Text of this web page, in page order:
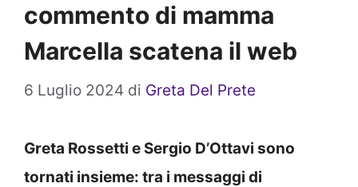
commento di mamma
Marcella scatena il web
6 Luglio 2024 di Greta Del Prete
Greta Rossetti e Sergio D’Ottavi sono
tornati insieme: tra i messaggi di